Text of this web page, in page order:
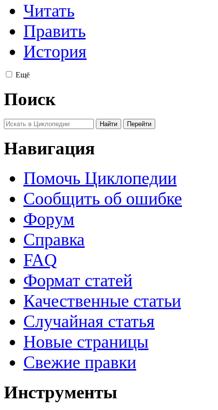
Читать
Править
История
Ещё
Поиск
Навигация
Помочь Циклопедии
Сообщить об ошибке
Форум
Справка
FAQ
Формат статей
Качественные статьи
Случайная статья
Новые страницы
Свежие правки
Инструменты